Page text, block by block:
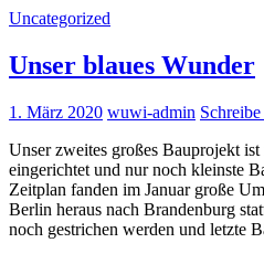
Uncategorized
Unser blaues Wunder
1. März 2020 wuwi-admin
Unser zweites großes Bauprojekt
eingerichtet und nur noch kleinste
Zeitplan fanden im Januar große
Berlin heraus nach Brandenburg
noch gestrichen werden und letzte